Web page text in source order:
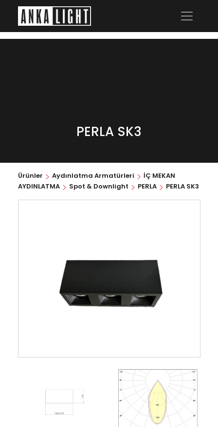
PERLA SK3
Ürünler Aydınlatma Armatürleri
İÇ MEKAN
AYDINLATMA
Spot & Downlight PERLA PERLA SK3